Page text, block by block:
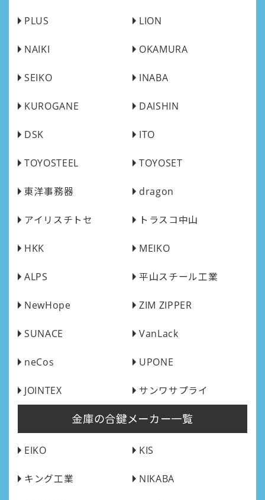
PLUS LION
NAIKI OKAMURA
SEIKO INABA
KUROGANE DAISHIN
DSK ITO
TOYOSTEEL TOYOSET
東洋事務器 dragon
アイリスチトセ トラスコ中山
HKK MEIKO
ALPS 平山スチール工業
NewHope ZIM ZIPPER
SUNACE VanLack
neCos UPONE
JOINTEX サンワサプライ
金庫の合鍵メーカー一覧
EIKO KIS
キング工業 NIKABA